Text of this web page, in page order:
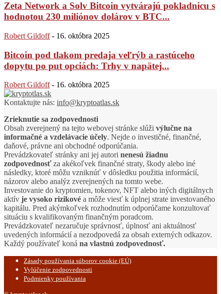
Zeta Network a Solv Bitcoin vytvárajú pokladnicu s
hodnotou 230 miliónov dolárov v BTC...
Robert Gildoff - 16. októbra 2025
Bitcoin pod tlakom predaja veľrýb a rastúceho
dopytu po put opciách: Trhy v napätej...
Robert Gildoff - 16. októbra 2025
Kontaktujte nás: info@kryptoatlas.sk
Zrieknutie sa zodpovednosti
Obsah zverejnený na tejto webovej stránke slúži výlučne na
informačné a vzdelávacie účely. Nejde o investičné, finančné,
daňové, právne ani obchodné odporúčania.
Prevádzkovateľ stránky ani jej autori nenesú žiadnu
zodpovednosťza akékoľvek finančné straty, škody alebo iné
následky, ktoré môžu vzniknúť v dôsledku použitia informácií,
názorov alebo analýz zverejnených na tomto webe.
Investovanie do kryptomien, tokenov, NFT alebo iných digitálnych
aktív je vysoko rizikové a môže viesť k úplnej strate investovaného
kapitálu. Pred akýmkoľvek rozhodnutím odporúčame konzultovať
situáciu s kvalifikovaným finančným poradcom.
Prevádzkovateľ nezaručuje správnosť, úplnosť ani aktuálnosť
uvedených informácií a nezodpovedá za obsah externých odkazov.
Každý používateľ koná na vlastnú zodpovednosť.
Zásady používania súborov cookie (EÚ)
Vylúčenie zodpovednosti
Podmienky používania